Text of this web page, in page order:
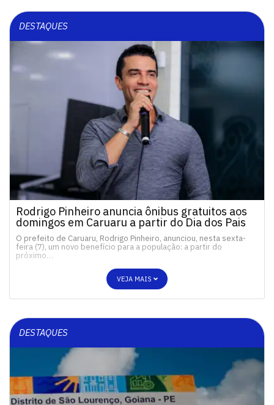
DESTAQUES
Rodrigo Pinheiro anuncia ônibus gratuitos aos
domingos em Caruaru a partir do Dia dos Pais
O prefeito de Caruaru, Rodrigo Pinheiro, anunciou, nesta sexta-
feira (7), um novo benefício para a população: a partir do
próximo…
VEJA MAIS
DESTAQUES